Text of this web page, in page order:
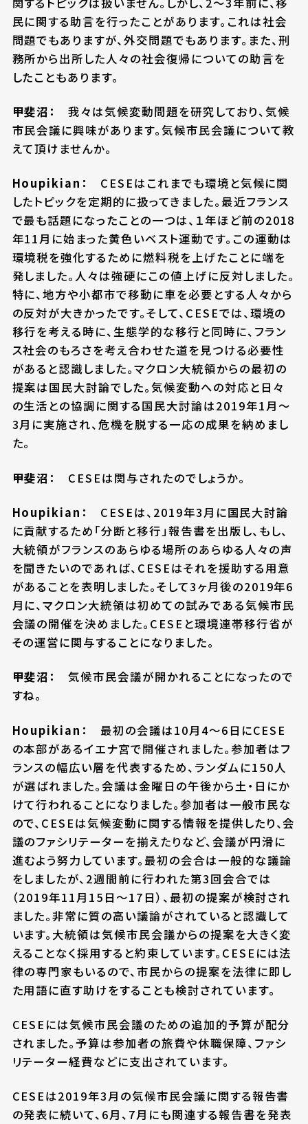
民に関する助言を行ったことがあります。これは社会
問題でもありますが、外交問題でもあります。また、刑
務所から出所した人々の社会復帰についての助言を
したこともあります。
甲斐沼：
我々は気候変動問題を研究しており、気候
市民会議に興味があります。気候市民会議について教
えて頂けませんか。
Houpikian：
CESEはこれまでも環境と気候に関
したトピックを定期的に扱ってきました。最近フランス
で最も話題になったことの一つは、１年ほど前の2018
年11月に始まった黄色いベスト運動です。この運動は
環境税を強化するために燃料税を上げたことに端を
発しました。人々は強硬にこの値上げに反対しました。
特に、地方や小都市で移動に車を必要とする人々から
の反対が大きかったです。そして、CESEでは、環境の
移行を考える時に、生態学的な移行と同時に、フラン
ス社会のもろさを考え合わせた道を見つける必要性
があると認識しました。マクロン大統領からの最初の
提案は国民大討論でした。気候変動への対応と日々
の生活との協調に関する国民大討論は2019年1月～
3月に実施され、危機を脱する一応の成果を納めまし
た。
甲斐沼： CESEは関与されたのでしょうか。
Houpikian：
CESEは、2019年3月に国民大討論
に貢献するため「分断と移行」報告書を出版し、もし、
大統領がフランスのあらゆる場所のあらゆる人々の声
を聞きたいのであれば、CESEはそれを援助する用意
があることを表明しました。そして3ヶ月後の2019年6
月に、マクロン大統領は初めての試みである気候市民
会議の開催を決めました。CESEと環境連帯移行省が
その運営に関与することになりました。
甲斐沼：
気候市民会議が開かれることになったので
すね。
Houpikian：
最初の会議は10月4～6日にCESE
の本部があるイエナ宮で開催されました。参加者はフ
ランスの幅広い層を代表するため、ランダムに150人
が選ばれました。会議は金曜日の午後から土・日にか
けて行われることになりました。参加者は一般市民な
ので、CESEは気候変動に関する情報を提供したり、会
議のファシリテーターを揃えたりなど、会議が円滑に
進むよう努力しています。最初の会合は一般的な議論
をしましたが、2週間前に行われた第3回会合では
（2019年11月15日～17日）、最初の提案が検討され
ました。非常に質の高い議論がされていると認識して
います。大統領は気候市民会議からの提案を大きく変
えることなく採用すると約束しています。CESEには法
律の専門家もいるので、市民からの提案を法律に即し
た用語に直す助けをすることも検討されています。
CESEには気候市民会議のための追加的予算が配分
されました。予算は参加者の旅費や休職保障、ファシ
リテーター経費などに支出されています。
CESEは2019年3月の気候市民会議に関する報告書
の発表に続いて、6月、7月にも関連する報告書を発表